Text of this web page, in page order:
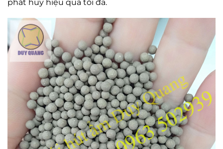
phát huy hiệu quả tối đa.